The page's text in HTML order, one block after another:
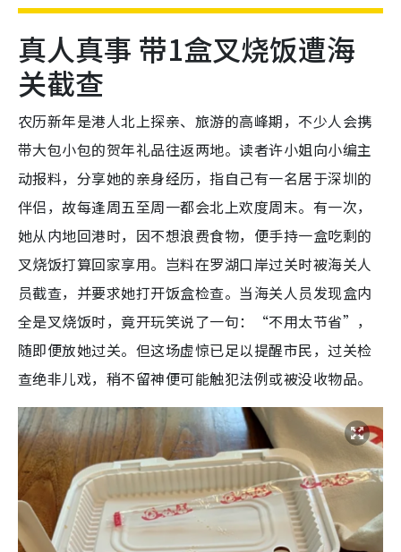
真人真事 带1盒叉烧饭遭海
关截查
农历新年是港人北上探亲、旅游的高峰期，不少人会携
带大包小包的贺年礼品往返两地。读者许小姐向小编主
动报料，分享她的亲身经历，指自己有一名居于深圳的
伴侣，故每逢周五至周一都会北上欢度周末。有一次，
她从内地回港时，因不想浪费食物，便手持一盒吃剩的
叉烧饭打算回家享用。岂料在罗湖口岸过关时被海关人
员截查，并要求她打开饭盒检查。当海关人员发现盒内
全是叉烧饭时，竟开玩笑说了一句：“不用太节省”，
随即便放她过关。但这场虚惊已足以提醒市民，过关检
查绝非儿戏，稍不留神便可能触犯法例或被没收物品。